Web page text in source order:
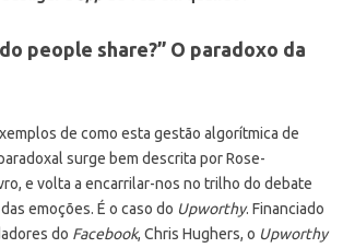
people share?” O paradoxo da
de como esta gestão algorítmica de
surge bem descrita por Rose-
e volta a encarrilar-nos no trilho do debate
emoções. É o caso do Upworthy. Financiado
do Facebook, Chris Hughers, o Upworthy